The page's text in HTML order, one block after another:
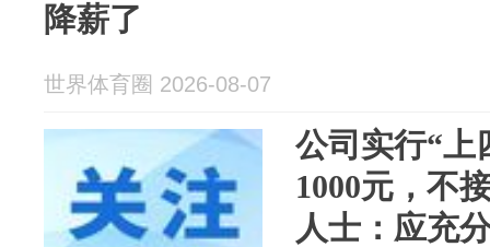
降薪了
世界体育圈 2026-08-07
公司实行“上
1000元，不
人士：应充